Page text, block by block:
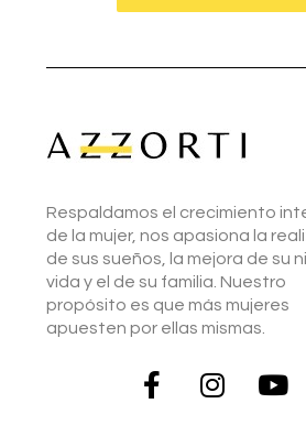
Respaldamos el crecimiento
de la mujer, nos apasiona la
de sus sueños, la mejora de su
vida y el de su familia. Nuestro
propósito es que más mujeres
apuesten por ellas mismas.